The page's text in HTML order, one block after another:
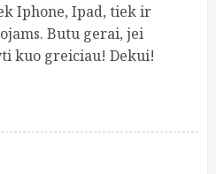
Iphone, Ipad, tiek ir
Butu gerai, jei
kuo greiciau! Dekui!